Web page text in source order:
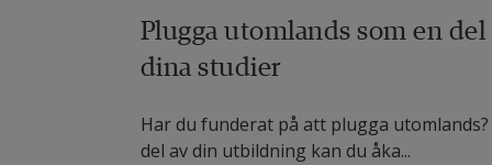
Plugga utomlands som en del
dina studier
Har du funderat på att plugga utomlands?
del av din utbildning kan du åka...